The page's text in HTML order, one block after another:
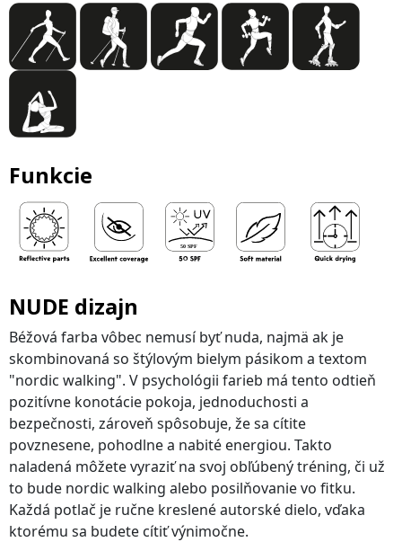
Funkcie
NUDE dizajn
Béžová farba vôbec nemusí byť nuda, najmä ak je
skombinovaná so štýlovým bielym pásikom a textom
"nordic walking". V psychológii farieb má tento odtieň
pozitívne konotácie pokoja, jednoduchosti a
bezpečnosti, zároveň spôsobuje, že sa cítite
povznesene, pohodlne a nabité energiou. Takto
naladená môžete vyraziť na svoj obľúbený tréning, či už
to bude nordic walking alebo posilňovanie vo fitku.
Každá potlač je ručne kreslené autorské dielo, vďaka
ktorému sa budete cítiť výnimočne.